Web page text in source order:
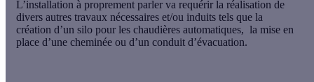
L’installation à proprement parler va requérir la réalisation de
divers autres travaux nécessaires et/ou induits tels que la
création d’un silo pour les chaudières automatiques, la mise en
place d’une cheminée ou d’un conduit d’évacuation.